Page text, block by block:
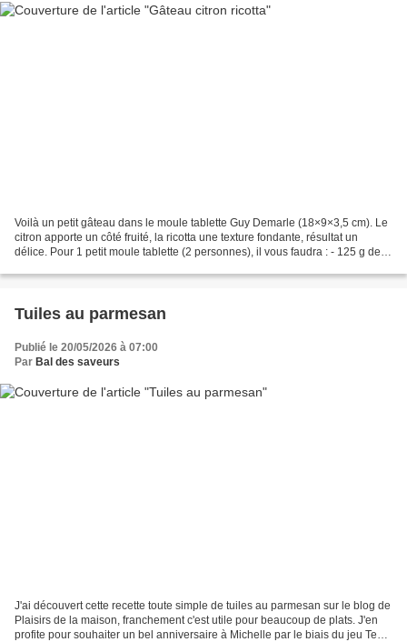
Voilà un petit gâteau dans le moule tablette Guy Demarle (18×9×3,5 cm). Le
citron apporte un côté fruité, la ricotta une texture fondante, résultat un
délice. Pour 1 petit moule tablette (2 personnes), il vous faudra : - 125 g de
Tuiles au parmesan
Publié le 20/05/2026 à 07:00
Par Bal des saveurs
J'ai découvert cette recette toute simple de tuiles au parmesan sur le blog de
Plaisirs de la maison, franchement c'est utile pour beaucoup de plats. J'en
profite pour souhaiter un bel anniversaire à Michelle par le biais du jeu Test